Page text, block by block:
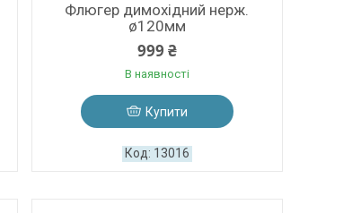
Флюгер димохідний нерж.
ø120мм
999 ₴
В наявності
Купити
13016